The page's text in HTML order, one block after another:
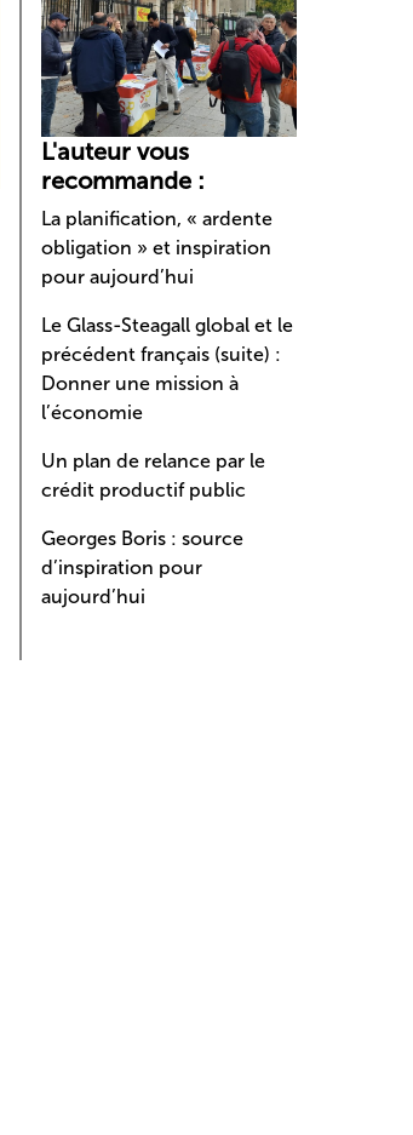
L'auteur vous
recommande :
La planification, « ardente
obligation » et inspiration
pour aujourd’hui
Le Glass-Steagall global et le
précédent français (suite) :
Donner une mission à
l’économie
Un plan de relance par le
crédit productif public
Georges Boris : source
d’inspiration pour
aujourd’hui